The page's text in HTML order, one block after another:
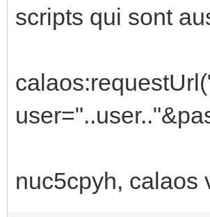
scripts qui sont
nuc5cpyh, calaos